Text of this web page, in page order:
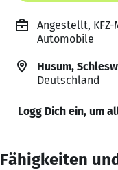
Angestellt,
Automobile
Husum,
Deutschland
Logg Dich ein, um
Fähigkeiten